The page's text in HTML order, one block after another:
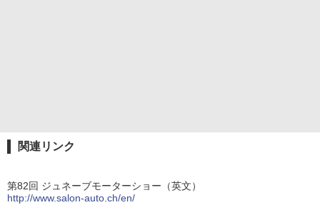
関連リンク
第82回 ジュネーブモーターショー（英文）
http://www.salon-auto.ch/en/